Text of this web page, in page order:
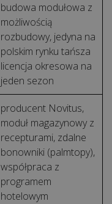
budowa modułowa z
możliwością
rozbudowy, jedyna na
polskim rynku tańsza
licencja okresowa na
jeden sezon
producent Novitus,
moduł magazynowy z
recepturami, zdalne
bonowniki (palmtopy),
współpraca z
programem
hotelowym